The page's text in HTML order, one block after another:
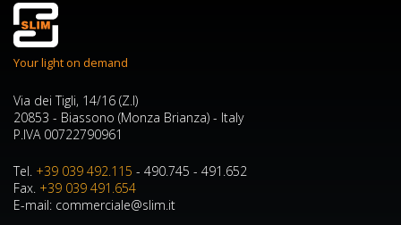
Your light on demand
Via dei Tigli, 14/16 (Z.I)
20853 - Biassono (Monza Brianza) - Italy
P.IVA 00722790961
Tel. +39 039 492.115 - 490.745 - 491.652
Fax. +39 039 491.654
E-mail: commerciale@slim.it